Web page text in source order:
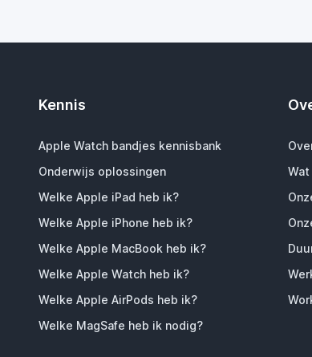
Kennis
Apple Watch bandjes kennisbank
Onderwijs oplossingen
Welke Apple iPad heb ik?
Welke Apple iPhone heb ik?
Welke Apple MacBook heb ik?
Welke Apple Watch heb ik?
Welke Apple AirPods heb ik?
Welke MagSafe heb ik nodig?